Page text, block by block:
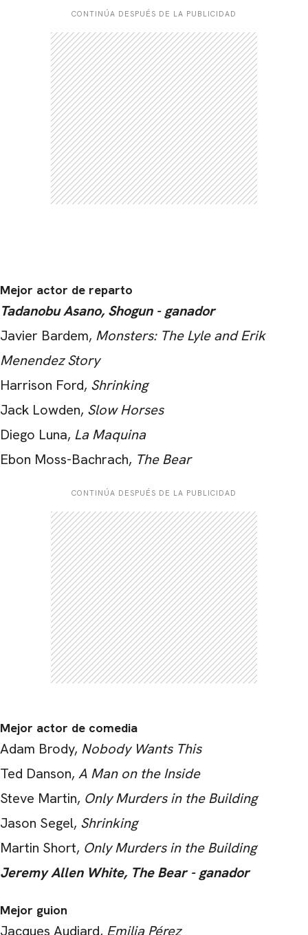
CONTINÚA DESPUÉS DE LA PUBLICIDAD
Mejor actor de reparto
Tadanobu Asano, Shogun - ganador
Javier Bardem, Monsters: The Lyle and Erik
Menendez Story
Harrison Ford, Shrinking
Jack Lowden, Slow Horses
Diego Luna, La Maquina
Ebon Moss-Bachrach, The Bear
CONTINÚA DESPUÉS DE LA PUBLICIDAD
Mejor actor de comedia
Adam Brody, Nobody Wants This
Ted Danson, A Man on the Inside
Steve Martin, Only Murders in the Building
Jason Segel, Shrinking
Martin Short, Only Murders in the Building
Jeremy Allen White, The Bear - ganador
Mejor guion
Jacques Audiard, Emilia Pérez